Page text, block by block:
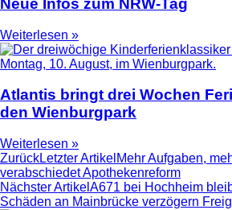
Neue Infos zum NRW-Tag
Weiterlesen »
Atlantis bringt drei Wochen
den Wienburgpark
Weiterlesen »
ZurückLetzter Artikel Mehr Aufgaben,
verabschiedet Apothekenreform
Nächster Artikel A671 bei Hochheim
Schäden an Mainbrücke verzögern